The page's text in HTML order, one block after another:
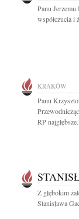
Panu
współczucia i
KRAKÓW
Panu
RP
Z głębokim
Stanisława